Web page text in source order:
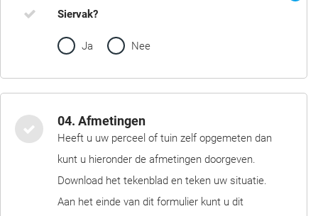
Siervak?
Ja Nee
04. Afmetingen
Heeft u uw perceel of tuin zelf opgemeten dan
kunt u hieronder de afmetingen doorgeven.
Download het tekenblad en teken uw situatie.
Aan het einde van dit formulier kunt u dit